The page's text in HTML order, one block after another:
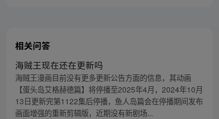
相关问答
海贼王现在还在更新吗
海贼王漫画目前没有更多更新公告方面的信息，其动画
【蛋头岛艾格赫德篇】将停播至2025年4月，2024年10月
13日更新完第1122集后停播，鱼人岛篇会在停播期间发布
画面增强的重新剪辑版，近期没有新剧场...